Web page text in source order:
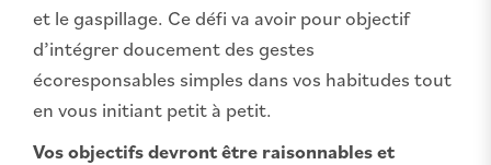
et le gaspillage. Ce défi va avoir pour objectif
d’intégrer doucement des gestes
écoresponsables simples dans vos habitudes tout
en vous initiant petit à petit.
Vos objectifs devront être raisonnables et